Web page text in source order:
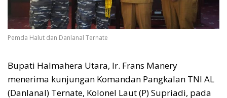
Pemda Halut dan Danlanal Ternate
Bupati Halmahera Utara, Ir. Frans Manery
menerima kunjungan Komandan Pangkalan TNI AL
(Danlanal) Ternate, Kolonel Laut (P) Supriadi, pada